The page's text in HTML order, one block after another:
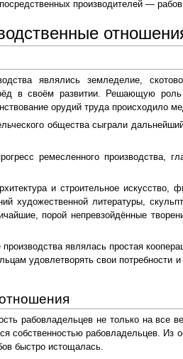
производителей —
являлись земледелие,
в своём развитии. Решающую
орудий труда происходило
общества сыграли
ремесленного производства,
и строительное
художественной литературы,
порой непревзойдённые
являлась простая
удовлетворять свои
рабовладельцев не только на
собственностью рабовладельцев.
быстро истощалась.